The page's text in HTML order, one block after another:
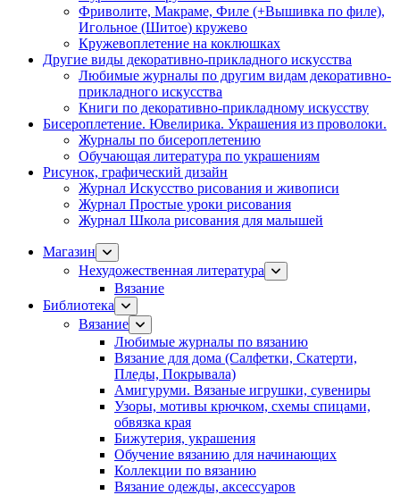
Фриволите, Макраме, Филе (+Вышивка по филе),
Игольное (Шитое) кружево
Кружевоплетение на коклюшках
Другие виды декоративно-прикладного искусства
Любимые журналы по другим видам декоративно-
прикладного искусства
Книги по декоративно-прикладному искусству
Бисероплетение. Ювелирика. Украшения из проволоки.
Журналы по бисероплетению
Обучающая литература по украшениям
Рисунок, графический дизайн
Журнал Искусство рисования и живописи
Журнал Простые уроки рисования
Журнал Школа рисования для малышей
Магазин
Нехудожественная литература
Вязание
Библиотека
Вязание
Любимые журналы по вязанию
Вязание для дома (Салфетки, Скатерти,
Пледы, Покрывала)
Амигуруми. Вязаные игрушки, сувениры
Узоры, мотивы крючком, схемы спицами,
обвязка края
Бижутерия, украшения
Обучение вязанию для начинающих
Коллекции по вязанию
Вязание одежды, аксессуаров